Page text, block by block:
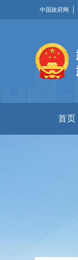
中国政府网
首页